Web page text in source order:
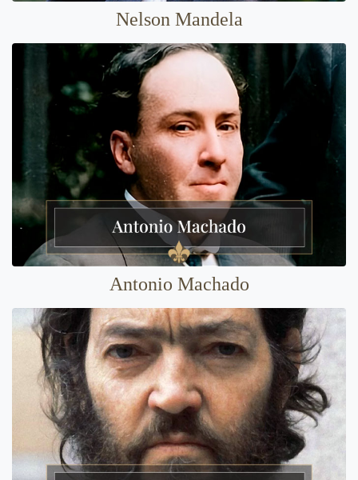
Nelson Mandela
Antonio Machado